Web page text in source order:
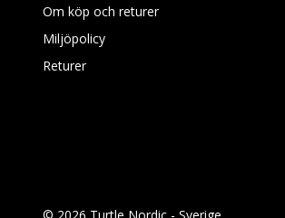
Om köp och returer
Miljöpolicy
Returer